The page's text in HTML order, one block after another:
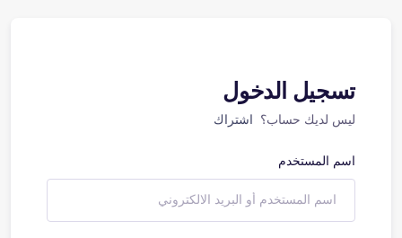
تسجيل الدخول
ليس لديك حساب؟ اشتراك
اسم المستخدم